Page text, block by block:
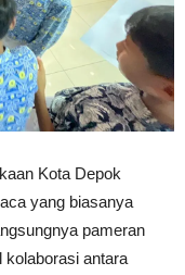
Kota Depok
yang biasanya
pameran
kolaborasi antara